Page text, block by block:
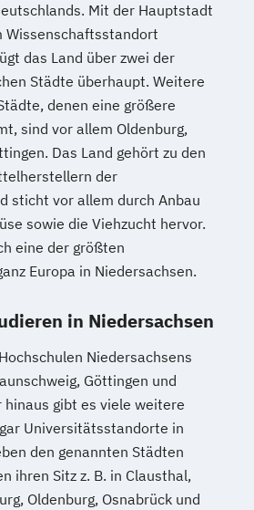
Mit der Hauptstadt
Wissenschaftsstandort
das Land über zwei der
Städte überhaupt. Weitere
denen eine größere
sind vor allem Oldenburg,
Das Land gehört zu den
der
sticht vor allem durch Anbau
sowie die Viehzucht hervor.
eine der größten
Europa in Niedersachsen.
in Niedersachsen
Niedersachsens
Göttingen und
hinaus gibt es viele weitere
Universitätsstandorte in
den genannten Städten
ihren Sitz z. B. in Clausthal,
Oldenburg, Osnabrück und